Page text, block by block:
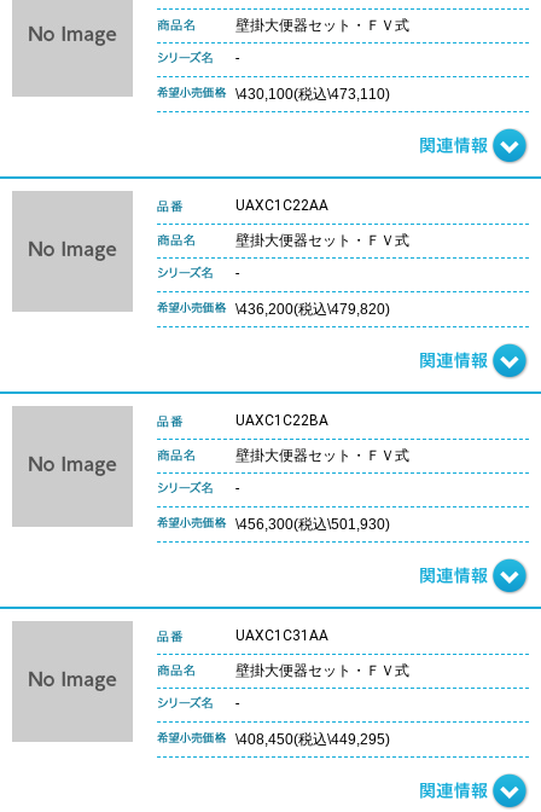
壁掛大便器セット・ＦＶ式
-
\430,100(税込\473,110)
UAXC1C22AA
壁掛大便器セット・ＦＶ式
-
\436,200(税込\479,820)
UAXC1C22BA
壁掛大便器セット・ＦＶ式
-
\456,300(税込\501,930)
UAXC1C31AA
壁掛大便器セット・ＦＶ式
-
\408,450(税込\449,295)